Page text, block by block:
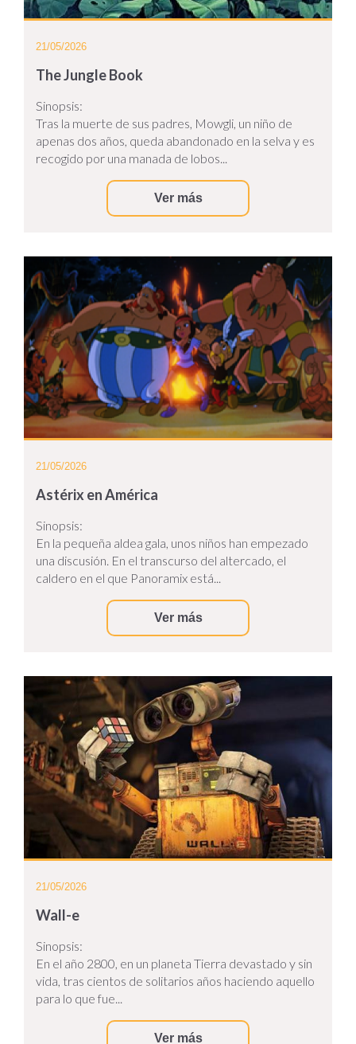
21/05/2026
The Jungle Book
Sinopsis:
Tras la muerte de sus padres, Mowgli, un niño de
apenas dos años, queda abandonado en la selva y es
recogido por una manada de lobos...
Ver más
21/05/2026
Astérix en América
Sinopsis:
En la pequeña aldea gala, unos niños han empezado
una discusión. En el transcurso del altercado, el
caldero en el que Panoramix está...
Ver más
21/05/2026
Wall-e
Sinopsis:
En el año 2800, en un planeta Tierra devastado y sin
vida, tras cientos de solitarios años haciendo aquello
para lo que fue...
Ver más